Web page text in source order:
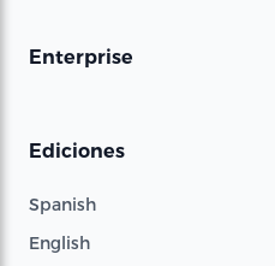
Enterprise
Ediciones
Spanish
English